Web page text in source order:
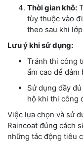
Thời gian khô:
tùy thuộc vào
theo sau khi
Lưu ý khi sử dụng:
Tránh thi công
ẩm cao để
Sử dụng đầy
hộ khi thi công
Việc lựa chọn và sử
Raincoat đúng cách
những tác động tiêu